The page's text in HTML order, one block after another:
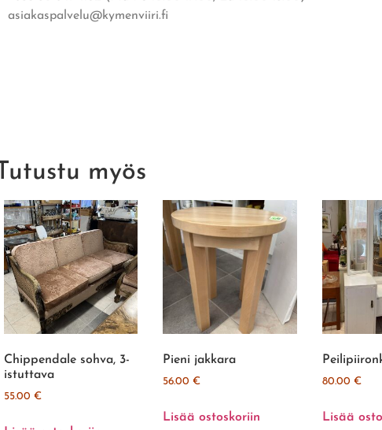
asiakaspalvelu@kymenviiri.fi
Tutustu myös
Chippendale sohva, 3-
istuttava
55.00 €
Pieni jakkara
56.00€
Lisää ostoskoriin
80.00 €
Lisää